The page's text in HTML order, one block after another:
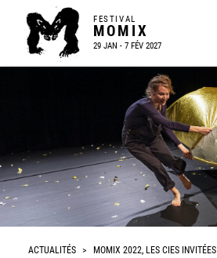
FESTIVAL
MOMIX
29 JAN - 7 FÉV 2027
ACTUALITÉS > MOMIX 2022, LES CIES INVITÉES